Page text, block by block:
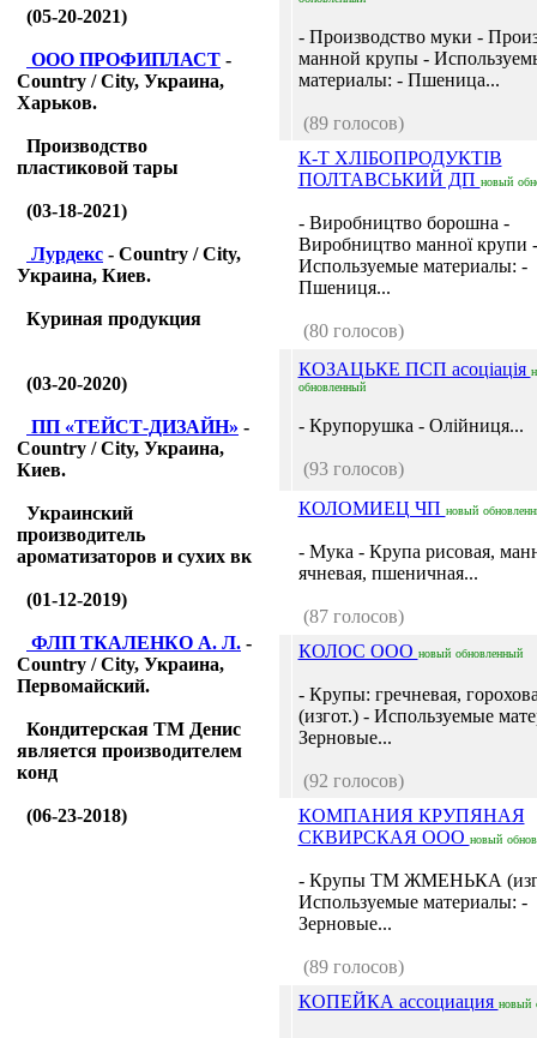
(05-20-2021)
ООО ПРОФИПЛАСТ -
Country / City, Украина,
Харьков.
Производство
пластиковой тары
(03-18-2021)
Лурдекс - Country / City,
Украина, Киев.
Куриная продукция
(03-20-2020)
ПП «ТЕЙСТ-ДИЗАЙН» -
Country / City, Украина,
Киев.
Украинский
производитель
ароматизаторов и сухих вк
(01-12-2019)
ФЛП ТКАЛЕНКО А. Л. -
Country / City, Украина,
Первомайский.
Кондитерская ТМ Денис
является производителем
конд
(06-23-2018)
- Производство муки -
манной крупы -
материалы: - Пшеница...
(89 голосов)
К-Т ХЛІБОПРОДУКТІВ
ПОЛТАВСЬКИЙ ДП новый
- Виробництво борошна -
Виробництво манної крупи -
Используемые материалы: -
Пшениця...
(80 голосов)
КОЗАЦЬКЕ ПСП асоціація
обновленный
- Крупорушка - Олійниця...
(93 голосов)
КОЛОМИЕЦ ЧП новый
- Мука - Крупа рисовая,
ячневая, пшеничная...
(87 голосов)
КОЛОС ООО новый обновленный
- Крупы: гречневая,
(изгот.) - Используемые
Зерновые...
(92 голосов)
КОМПАНИЯ КРУПЯНАЯ
СКВИРСКАЯ ООО новый
- Крупы ТМ ЖМЕНЬКА
Используемые материалы: -
Зерновые...
(89 голосов)
КОПЕЙКА ассоциация новый